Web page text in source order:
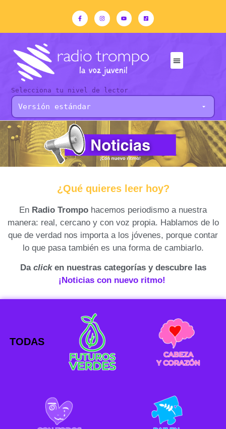
Selecciona tu nivel de lector
¿Qué quieres leer hoy?
En Radio Trompo hacemos periodismo a nuestra
manera: real, cercano y con voz propia. Hablamos de lo
que de verdad nos importa a los jóvenes, porque contar
lo que pasa también es una forma de cambiarlo.
Da clicken nuestras categorías y descubre las
¡Noticias con nuevo ritmo!
TODAS